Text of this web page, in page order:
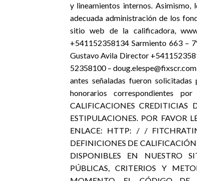
y lineamientos internos.
adecuada administración de los
sitio web de la calificadora,
+541152358134 Sarmiento 663 –
Gustavo Avila Director
52358100 –
antes señaladas fueron
honorarios correspondientes
CALIFICACIONES CREDITICIAS
ESTIPULACIONES. POR FAVOR
ENLACE: HTTP: / /
DEFINICIONES DE
DISPONIBLES EN NUESTRO
PÚBLICAS, CRITERIOS Y